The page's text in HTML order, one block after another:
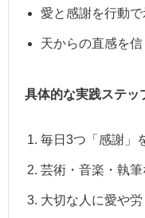
愛と感謝を行動で
天からの直感を信
具体的な実践ステッ
毎日3つ「感謝」
芸術・音楽・執
大切な人に愛や